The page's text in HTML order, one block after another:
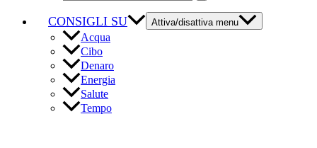
CONSIGLI SU Attiva/disattiva menu
Acqua
Cibo
Denaro
Energia
Salute
Tempo